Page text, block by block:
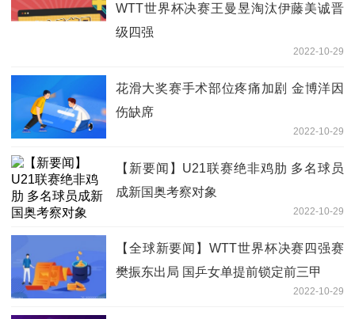
WTT世界杯决赛王曼昱淘汰伊藤美诚晋
级四强
2022-10-29
花滑大奖赛手术部位疼痛加剧 金博洋因
伤缺席
2022-10-29
【新要闻】U21联赛绝非鸡肋 多名球员
成新国奥考察对象
2022-10-29
【全球新要闻】WTT世界杯决赛四强赛
樊振东出局 国乒女单提前锁定前三甲
2022-10-29